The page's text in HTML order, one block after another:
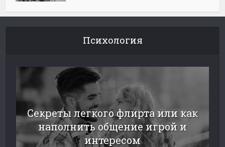
Психология
Секреты легкого флирта или как
наполнить общение игрой и
интересом